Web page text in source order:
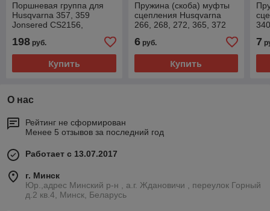
Поршневая группа для
Husqvarna 357, 359
Jonsered CS2156,
198 руб.
Купить
Пружина (скоба) муфты
сцепления Husqvarna
266, 268, 272, 365, 372
6руб.
Купить
7
О нас
Рейтинг не сформирован
Менее 5 отзывов за последний год
Работает с 13.07.2017
г. Минск
Юр.,адрес Минский р-н , а.г. Ждановичи , переулок Горный
д.2 кв.4, Минск, Беларусь